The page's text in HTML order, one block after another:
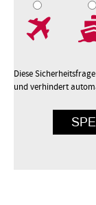
Diese
und verhindert